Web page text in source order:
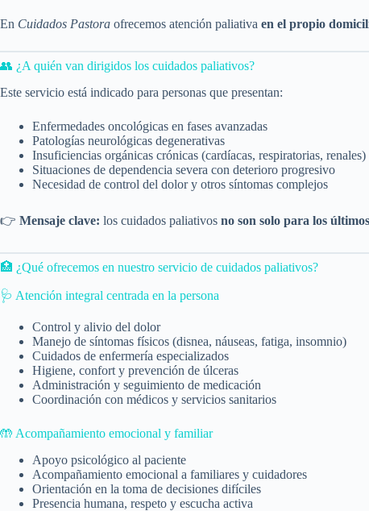
En Cuidados Pastora ofrecemos atención paliativa en el propio
👥 ¿A quién van dirigidos los cuidados paliativos?
Este servicio está indicado para personas que presentan:
Enfermedades oncológicas en fases avanzadas
Patologías neurológicas degenerativas
Insuficiencias orgánicas crónicas (cardíacas, respiratorias, renales)
Situaciones de dependencia severa con deterioro progresivo
Necesidad de control del dolor y otros síntomas complejos
👉 Mensaje clave: los cuidados paliativos no son solo para los
🏥 ¿Qué ofrecemos en nuestro servicio de cuidados paliativos?
🩺 Atención integral centrada en la persona
Control y alivio del dolor
Manejo de síntomas físicos (disnea, náuseas, fatiga, insomnio)
Cuidados de enfermería especializados
Higiene, confort y prevención de úlceras
Administración y seguimiento de medicación
Coordinación con médicos y servicios sanitarios
🤲 Acompañamiento emocional y familiar
Apoyo psicológico al paciente
Acompañamiento emocional a familiares y cuidadores
Orientación en la toma de decisiones difíciles
Presencia humana, respeto y escucha activa